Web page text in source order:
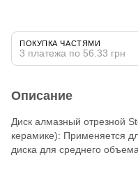
ПОКУПКА ЧАСТЯМИ
3 платежа по 56.33 грн
Описание
Диск алмазный отрезной
керамике): Применяется
диска для среднего